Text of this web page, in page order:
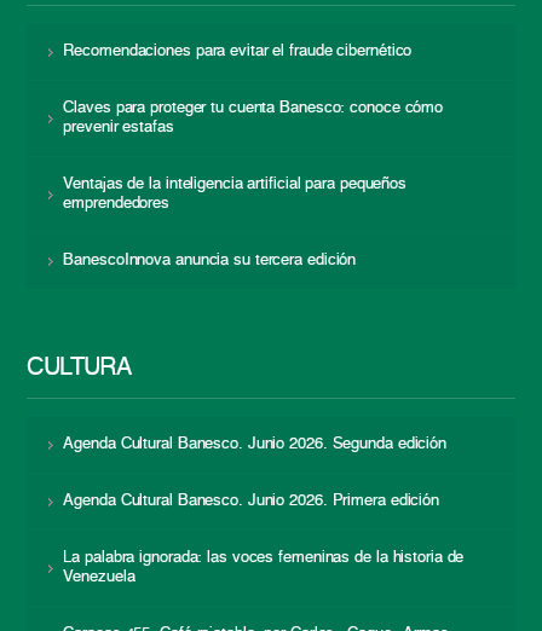
Recomendaciones para evitar el fraude cibernético
Claves para proteger tu cuenta Banesco: conoce cómo
prevenir estafas
Ventajas de la inteligencia artificial para pequeños
emprendedores
BanescoInnova anuncia su tercera edición
CULTURA
Agenda Cultural Banesco. Junio 2026. Segunda edición
Agenda Cultural Banesco. Junio 2026. Primera edición
La palabra ignorada: las voces femeninas de la historia de
Venezuela